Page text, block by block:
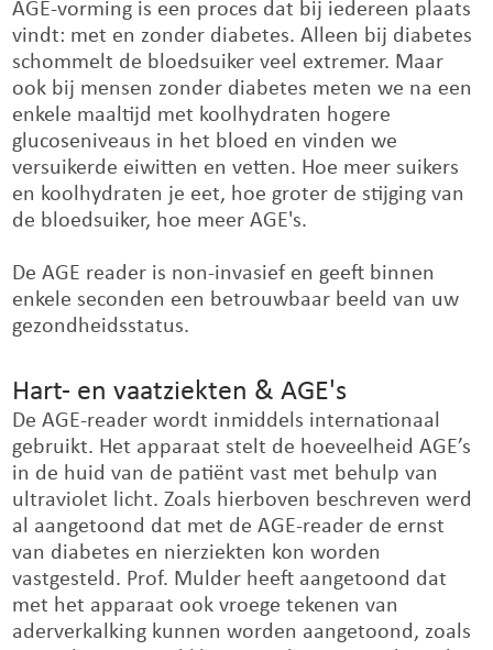
AGE-vorming is een proces dat bij iedereen plaats
vindt: met en zonder diabetes. Alleen bij diabetes
schommelt de bloedsuiker veel extremer. Maar
ook bij mensen zonder diabetes meten we na een
enkele maaltijd met koolhydraten hogere
glucoseniveaus in het bloed en vinden we
versuikerde eiwitten en vetten. Hoe meer suikers
en koolhydraten je eet, hoe groter de stijging van
de bloedsuiker, hoe meer AGE's.
De AGE reader is non-invasief en geeft binnen
enkele seconden een betrouwbaar beeld van uw
gezondheidsstatus.
Hart- en vaatziekten & AGE's
De AGE-reader wordt inmiddels internationaal
gebruikt. Het apparaat stelt de hoeveelheid AGE’s
in de huid van de patiënt vast met behulp van
ultraviolet licht. Zoals hierboven beschreven werd
al aangetoond dat met de AGE-reader de ernst
van diabetes en nierziekten kon worden
vastgesteld. Prof. Mulder heeft aangetoond dat
met het apparaat ook vroege tekenen van
aderverkalking kunnen worden aangetoond, zoals